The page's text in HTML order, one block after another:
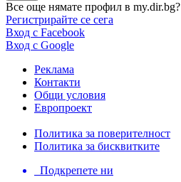
Все още нямате профил в my.dir.bg?
Регистрирайте се сега
Вход с Facebook
Вход с Google
Реклама
Контакти
Общи условия
Европроект
Политика за поверителност
Политика за бисквитките
Подкрепете ни